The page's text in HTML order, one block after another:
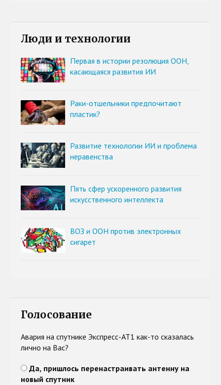
Люди и технологии
Первая в истории резолюция ООН,
касающаяся развития ИИ
Раки-отшельники предпочитают
пластик?
Развитие технологии ИИ и проблема
неравенства
Пять сфер ускоренного развития
искусственного интеллекта
ВОЗ и ООН против электронных
сигарет
Голосование
Авария на спутнике Экспресс-АТ1 как-то сказалась
лично на Вас?
Да, пришлось перенастраивать антенну на
новый спутник